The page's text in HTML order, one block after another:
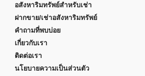
อสังหาริมทรัพย์สำหรับเช่า
ฝากขาย/เช่าอสังหาริมทรัพย์
คำถามที่พบบ่อย
เกี่ยวกับเรา
ติดต่อเรา
นโยบายความเป็นส่วนตัว